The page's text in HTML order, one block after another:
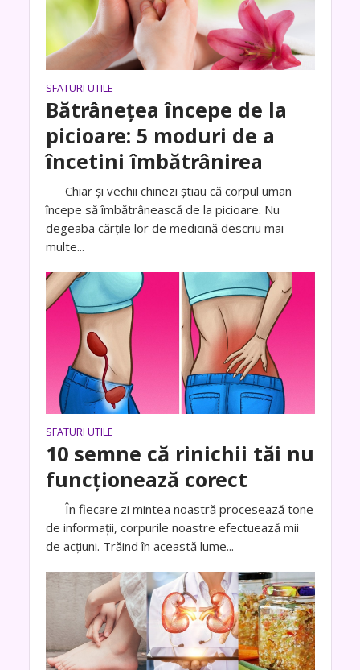
SFATURI UTILE
Bătrânețea începe de la
picioare: 5 moduri de a
încetini îmbătrânirea
Chiar și vechii chinezi știau că corpul uman
începe să îmbătrânească de la picioare. Nu
degeaba cărțile lor de medicină descriu mai
multe...
SFATURI UTILE
10 semne că rinichii tăi nu
funcționează corect
În fiecare zi mintea noastră procesează tone
de informații, corpurile noastre efectuează mii
de acțiuni. Trăind în această lume...